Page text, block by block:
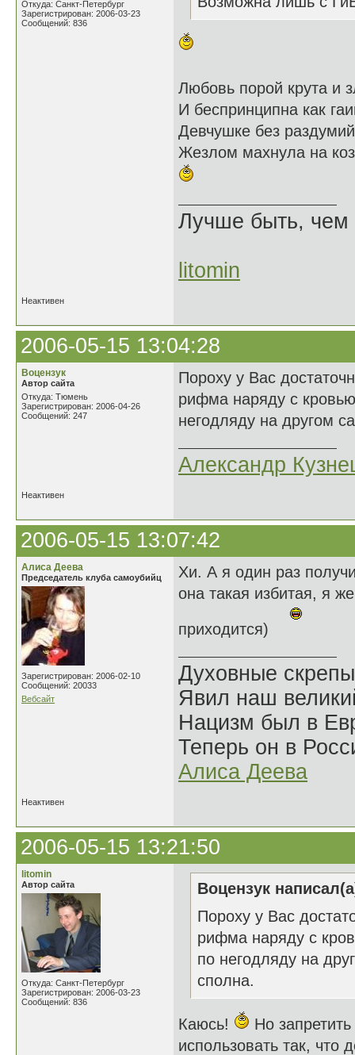
Откуда: Санкт-Петербург
Зарегистрирован: 2006-03-23
Сообщений: 836
Любовь порой крута и
И беспринципна как
Девчушке без
Жезлом махнула на
Лучше быть, чем
litomin
Неактивен
2006-05-15 13:04:28
Воцензук
Автор сайта
Откуда: Тюмень
Зарегистрирован: 2006-04-26
Сообщений: 247
Пороху у Вас
рифма наряду с
негодляду на другом
Александр
Неактивен
2006-05-15 13:07:42
Алиса Деева
Председатель клуба самоубийц
Зарегистрирован: 2006-02-10
Сообщений: 20033
Вебсайт
Хи. А я один раз
она такая избитая, я
приходится)
Духовные
Явил наш
Нацизм был в
Теперь он в
Алиса Деева
Неактивен
2006-05-15 13:21:50
litomin
Автор сайта
Откуда: Санкт-Петербург
Зарегистрирован: 2006-03-23
Сообщений: 836
Воцензук
Пороху у Вас
рифма наряду с
по негодляду на
сполна.
Каюсь!
Но
использовать так, что